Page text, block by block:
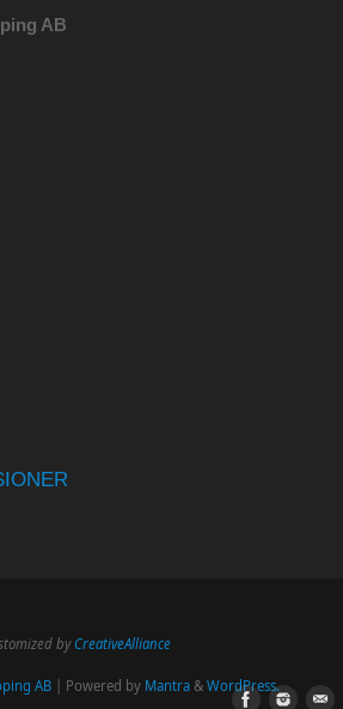
AB
byCreativeAlliance
AB| Powered by Mantra& WordPress.